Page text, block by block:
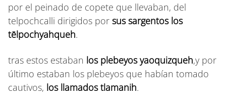
por el peinado de copete que llevaban, del
telpochcalli dirigidos por sus sargentos los
tēlpochyahqueh.
tras estos estaban los plebeyos yaoquizqueh,y por
último estaban los plebeyos que habían tomado
cautivos, los llamados tlamanih.